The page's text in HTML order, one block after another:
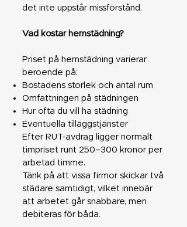
det inte uppstår missförstånd.
Vad kostar hemstädning?
Priset på hemstädning varierar
beroende på:
Bostadens storlek och antal rum
Omfattningen på städningen
Hur ofta du vill ha städning
Eventuella tilläggstjänster
Efter RUT-avdrag ligger normalt
timpriset runt 250–300 kronor per
arbetad timme.
Tänk på att vissa firmor skickar två
städare samtidigt, vilket innebär
att arbetet går snabbare, men
debiteras för båda.